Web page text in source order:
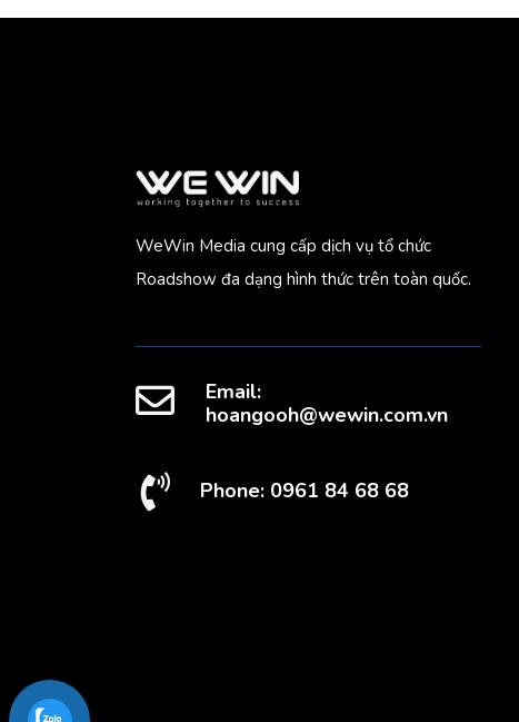
WeWin Media cung cấp dịch vụ tổ chức
Roadshow đa dạng hình thức trên toàn quốc.
Email:
hoangooh@wewin.com.vn
Phone: 0961 84 68 68